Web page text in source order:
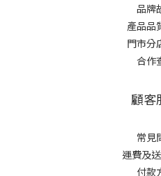
品牌
產品品
門市分
合作
顧客
常見
運費及
付款